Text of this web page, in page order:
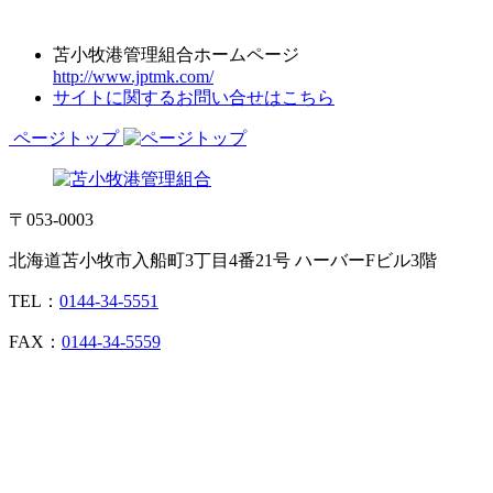
苫小牧港管理組合ホームページ
http://www.jptmk.com/
サイトに関するお問い合せはこちら
ページトップ
〒053-0003
北海道苫小牧市入船町3丁目4番21号 ハーバーFビル3階
TEL： 0144-34-5551
FAX： 0144-34-5559